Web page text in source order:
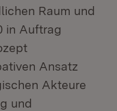
Raum und
in Auftrag
Ansatz
Akteure
und